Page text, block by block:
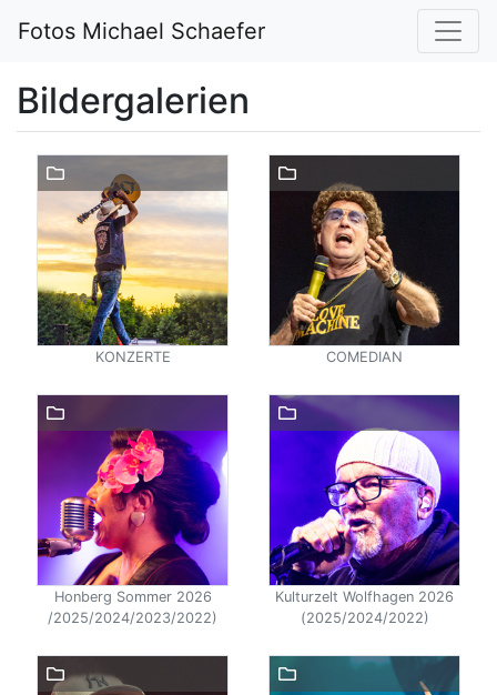
Fotos Michael Schaefer
Bildergalerien
KONZERTE COMEDIAN
Honberg Sommer 2026
/2025/2024/2023/2022)
Kulturzelt Wolfhagen 2026
(2025/2024/2022)